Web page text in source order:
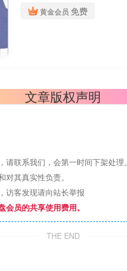
黄金会员 免费
文章版权声明
联系我们，会第一时间下架处理。
其真实性负责。
访客发现请向站长举报
员的共享使用费用。
THE END